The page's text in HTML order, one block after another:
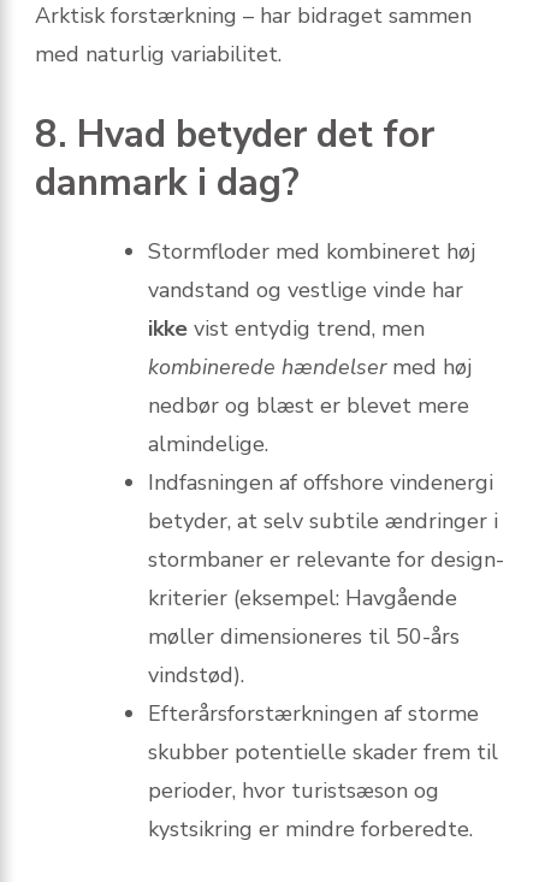
Arktisk forstærkning – har bidraget sammen
med naturlig variabilitet.
8. Hvad betyder det for
danmark i dag?
Stormfloder med kombineret høj
vandstand og vestlige vinde har
ikke vist entydig trend, men
kombinerede hændelsermed høj
nedbør og blæst er blevet mere
almindelige.
Indfasningen af offshore vindenergi
betyder, at selv subtile ændringer i
stormbaner er relevante for design-
kriterier (eksempel: Havgående
møller dimensioneres til 50-års
vindstød).
Efterårsforstærkningen af storme
skubber potentielle skader frem til
perioder, hvor turistsæson og
kystsikring er mindre forberedte.